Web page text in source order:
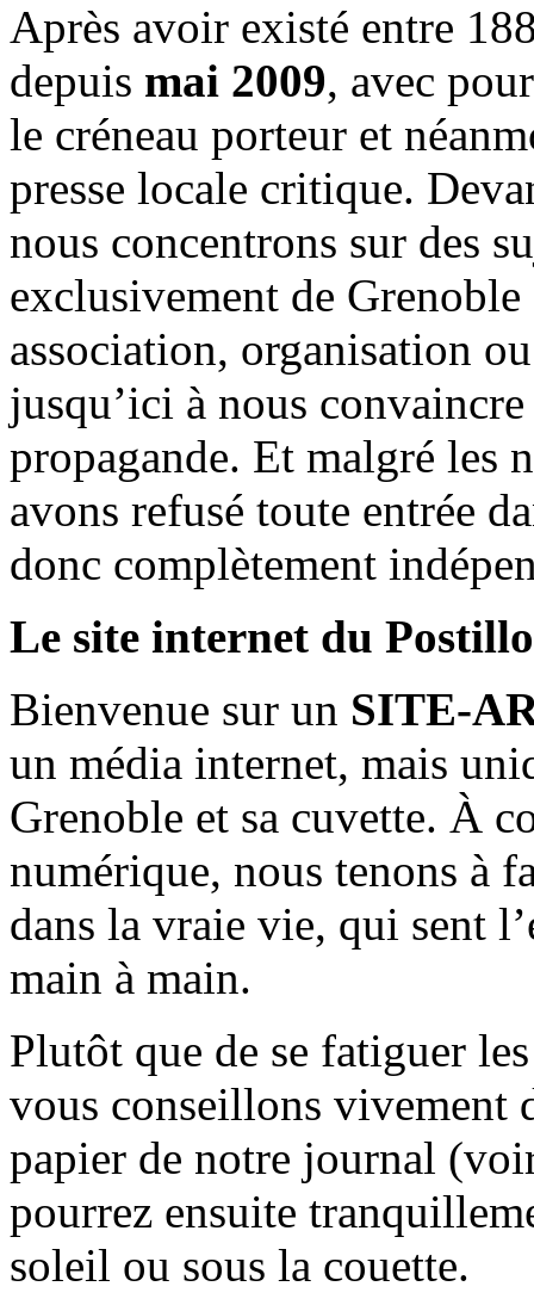
Après avoir existé entre
depuis mai 2009, avec
le créneau porteur et
presse locale critique.
nous concentrons sur des
exclusivement de
association, organisation
jusqu’ici à nous
propagande. Et malgré les
avons refusé toute entrée
donc complètement
Le site internet du
Bienvenue sur un SITE-
un média internet, mais
Grenoble et sa cuvette. À
numérique, nous tenons à
dans la vraie vie, qui sent
main à main.
Plutôt que de se fatiguer
vous conseillons vivement
papier de notre journal
pourrez ensuite
soleil ou sous la couette.